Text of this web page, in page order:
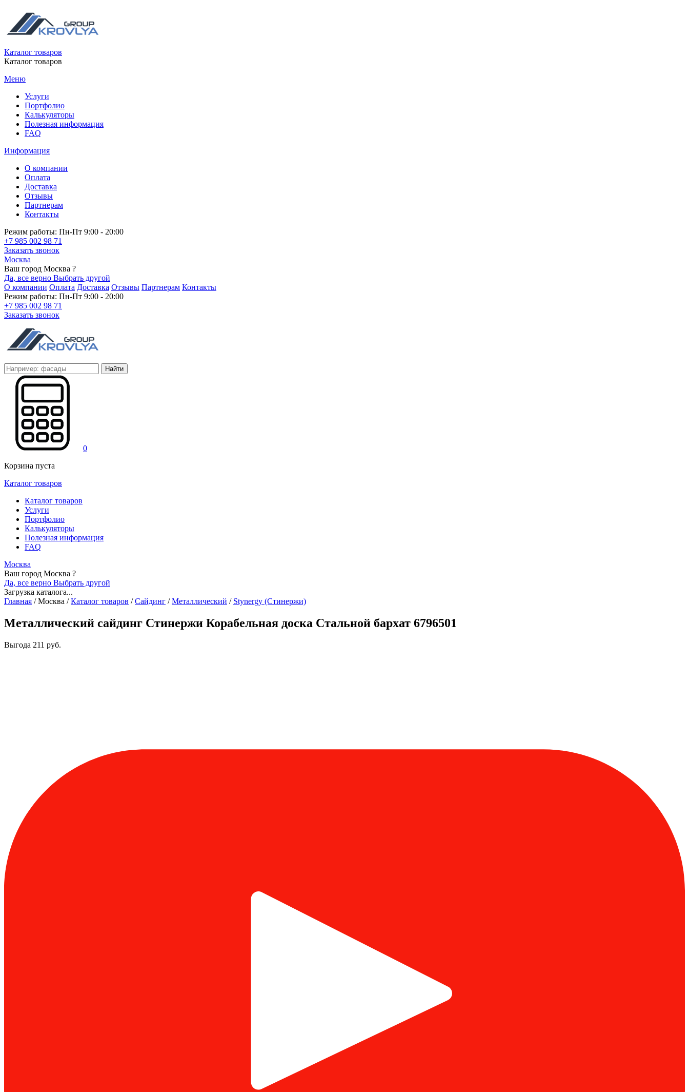
Каталог товаров
Каталог товаров
Меню
Услуги
Портфолио
Калькуляторы
Полезная информация
FAQ
Информация
О компании
Оплата
Доставка
Отзывы
Партнерам
Контакты
Режим работы: Пн-Пт 9:00 - 20:00
+7 985 002 98 71
Заказать звонок
Москва
Ваш город Москва ?
Да, все верно Выбрать другой
О компании Оплата Доставка Отзывы Партнерам Контакты
Режим работы: Пн-Пт 9:00 - 20:00
+7 985 002 98 71
Заказать звонок
Найти
0
Корзина пуста
Каталог товаров
Каталог товаров
Услуги
Портфолио
Калькуляторы
Полезная информация
FAQ
Москва
Ваш город Москва ?
Да, все верно Выбрать другой
Загрузка каталога...
Главная /Москва / Каталог товаров / Сайдинг / Металлический / Stynergy (Стинержи)
Металлический сайдинг Стинержи Корабельная доска Стальной бархат 6796501
Выгода 211 руб.